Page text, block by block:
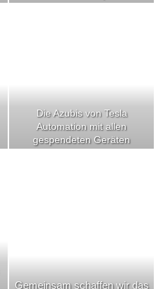
Die Azubis von Tesla
Automation mit allen
gespendeten Geräten
Gemeinsam schaffen wir das